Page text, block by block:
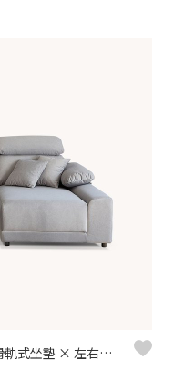
莫爾L型貓抓布沙發｜耐磨防潑水 × 滑軌式坐墊 × 左右型可選–擇木深耕